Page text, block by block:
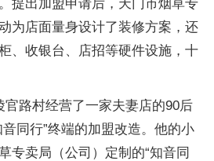
提出加盟申请后，天门市烟草专
为店面量身设计了装修方案，还
、收银台、店招等硬件设施，十
官路村经营了一家夫妻店的90后
同行”终端的加盟改造。他的小
专卖局（公司）定制的“知音同